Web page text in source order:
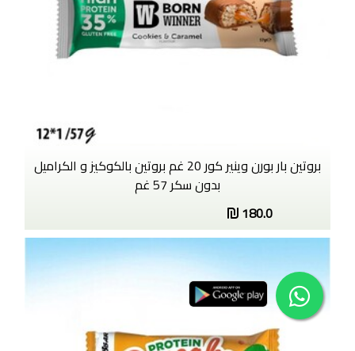
بروتين بار بورن وينير كور 20 غم بروتين بالكوكيز و الكراميل
بدون سكر 57 غم
180.0